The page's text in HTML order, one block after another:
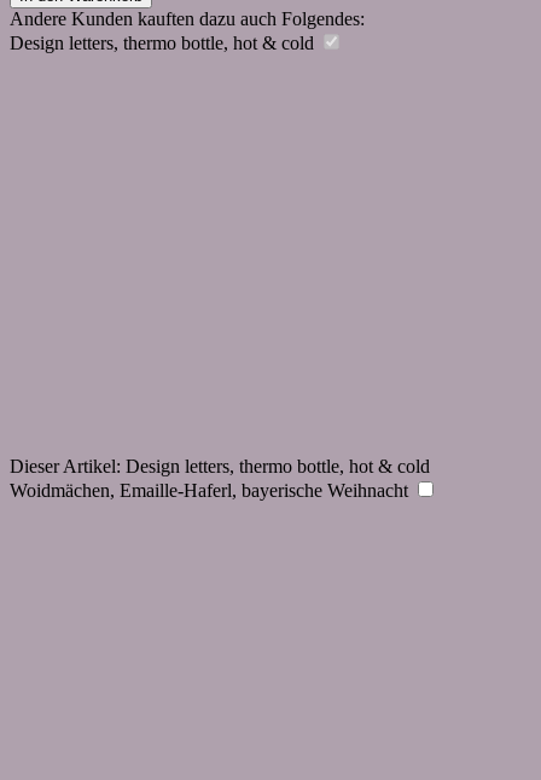
Andere Kunden kauften dazu auch Folgendes:
Design letters, thermo bottle, hot & cold
Dieser Artikel: Design letters, thermo bottle, hot & cold
Woidmächen, Emaille-Haferl, bayerische Weihnacht